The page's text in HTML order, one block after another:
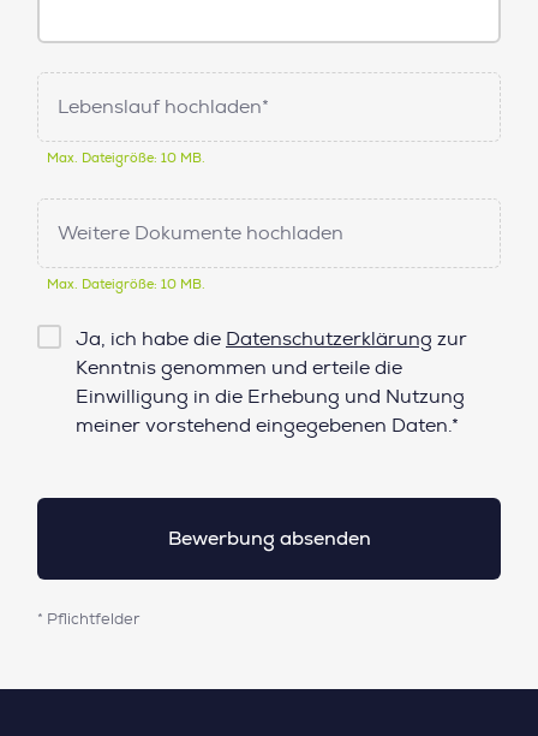
Lebenslauf hochladen*
Max. Dateigröße: 10 MB.
Weitere Dokumente hochladen
Max. Dateigröße: 10 MB.
Checkbox
Datenschutz*
Ja, ich habe die Datenschutzerklärung zur
Kenntnis genommen und erteile die
Einwilligung in die Erhebung und Nutzung
meiner vorstehend eingegebenen Daten.*
* Pflichtfelder